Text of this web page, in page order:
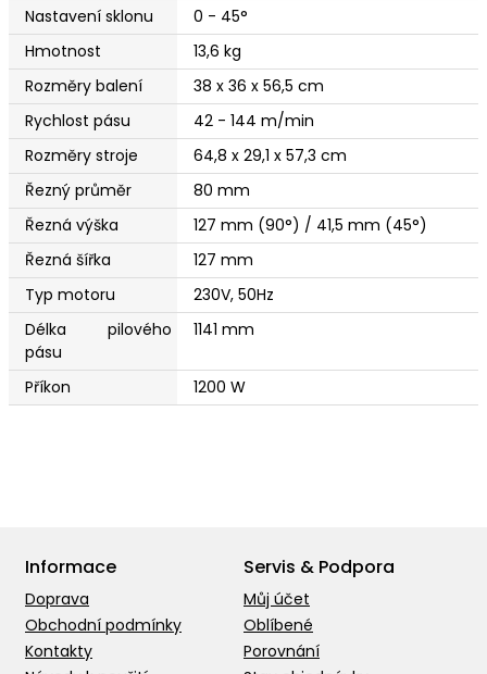
Nastavení sklonu
0 - 45°
Hmotnost
13,6 kg
Rozměry balení
38 x 36 x 56,5 cm
Rychlost pásu
42 - 144 m/min
Rozměry stroje
64,8 x 29,1 x 57,3 cm
Řezný průměr
80 mm
Řezná výška
127 mm (90°) / 41,5 mm (45°)
Řezná šířka
127 mm
Typ motoru
230V, 50Hz
Délka pilového
pásu
1141 mm
Příkon 1200 W
Informace
Doprava
Obchodní podmínky
Kontakty
Servis & Podpora
Můj účet
Oblíbené
Porovnání